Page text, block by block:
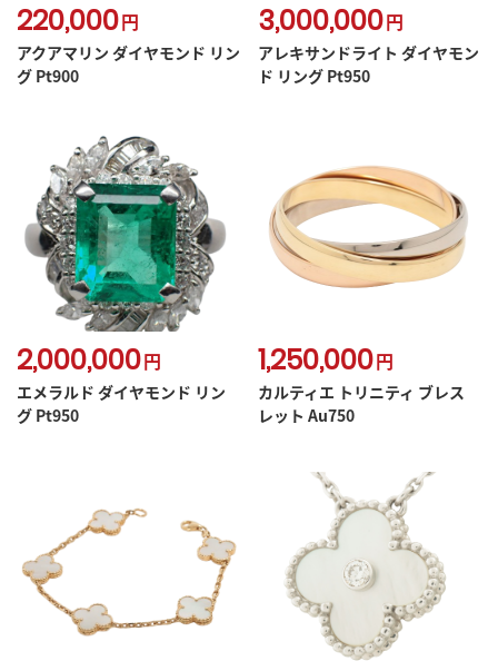
220,000円
アクアマリン ダイヤモンド リン
グ Pt900
3,000,000円
アレキサンドライト ダイヤモン
ド リング Pt950
2,000,000円
エメラルド ダイヤモンド リン
グ Pt950
1,250,000円
カルティエ トリニティ ブレス
レット Au750